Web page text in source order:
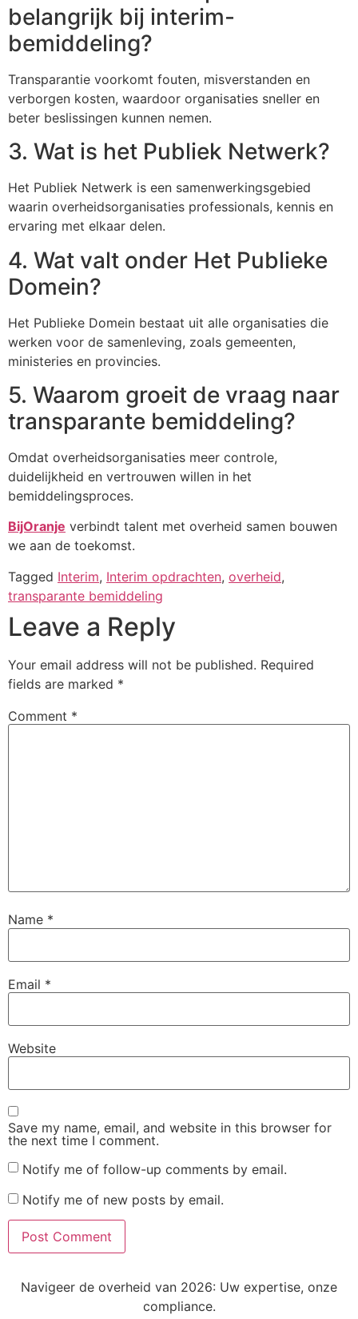
belangrijk bij interim-
bemiddeling?
Transparantie voorkomt fouten, misverstanden en
verborgen kosten, waardoor organisaties sneller en
beter beslissingen kunnen nemen.
3. Wat is het Publiek Netwerk?
Het Publiek Netwerk is een samenwerkingsgebied
waarin overheidsorganisaties professionals, kennis en
ervaring met elkaar delen.
4. Wat valt onder Het Publieke
Domein?
Het Publieke Domein bestaat uit alle organisaties die
werken voor de samenleving, zoals gemeenten,
ministeries en provincies.
5. Waarom groeit de vraag naar
transparante bemiddeling?
Omdat overheidsorganisaties meer controle,
duidelijkheid en vertrouwen willen in het
bemiddelingsproces.
BijOranje verbindt talent met overheid samen bouwen
we aan de toekomst.
Tagged Interim, Interim opdrachten, overheid,
transparante bemiddeling
Leave a Reply
Your email address will not be published. Required
fields are marked *
Comment *
Name *
Email *
Website
Save my name, email, and website in this browser for
the next time I comment.
Notify me of follow-up comments by email.
Notify me of new posts by email.
Navigeer de overheid van 2026: Uw expertise, onze
compliance.